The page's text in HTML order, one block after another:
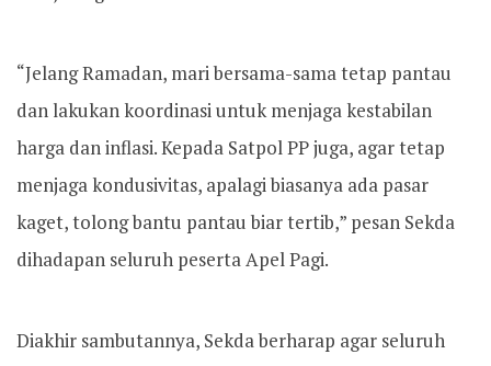
“Jelang Ramadan, mari bersama-sama tetap pantau
dan lakukan koordinasi untuk menjaga kestabilan
harga dan inflasi. Kepada Satpol PP juga, agar tetap
menjaga kondusivitas, apalagi biasanya ada pasar
kaget, tolong bantu pantau biar tertib,” pesan Sekda
dihadapan seluruh peserta Apel Pagi.
Diakhir sambutannya, Sekda berharap agar seluruh